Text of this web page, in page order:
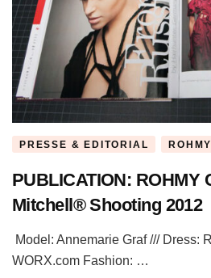
PRESSE & EDITORIAL
PUBLICATION: ROHMY
Mitchell® Shooting 2012
Model: Annemarie Graf /// Dress:
WORX.com Fashion: …